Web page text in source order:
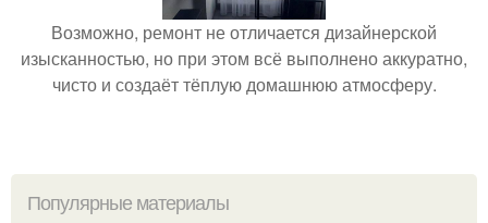
Возможно, ремонт не отличается дизайнерской
изысканностью, но при этом всё выполнено аккуратно,
чисто и создаёт тёплую домашнюю атмосферу.
Популярные материалы